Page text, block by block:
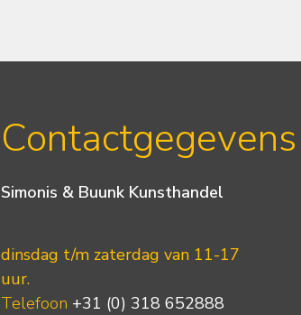
Contactgegevens
Simonis & Buunk Kunsthandel
dinsdag t/m zaterdag van 11-17
uur.
Telefoon +31 (0) 318 652888